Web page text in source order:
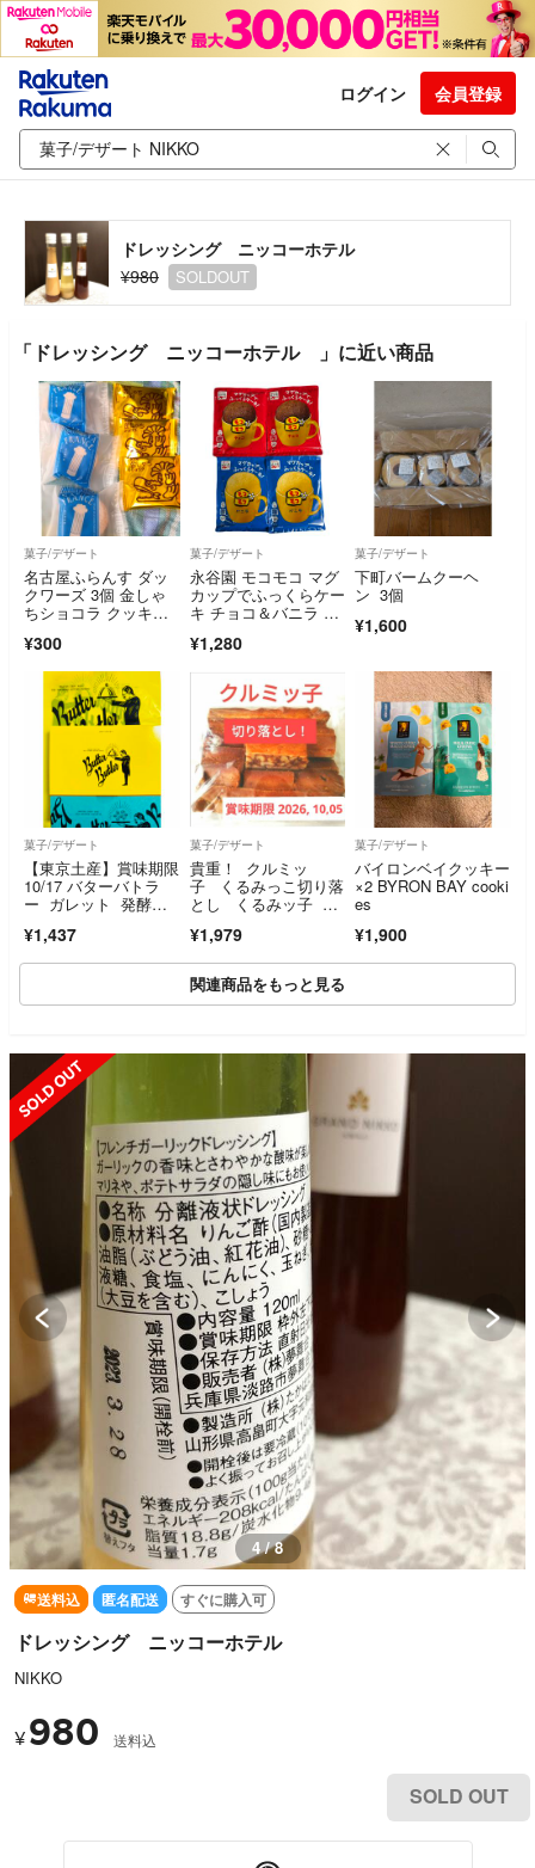
ログイン 会員登録
ドレッシング ニッコーホテル
¥980
SOLDOUT
「ドレッシング ニッコーホテル 」に近い商品
菓子/デザート
名古屋ふらんす ダッ
クワーズ 3個 金しゃ
ちショコラ クッキ
ちショコラ クッキー
チョコ 名古屋限定 3
¥300
菓子/デザート
永谷園 モコモコ マグ
カップでふっくらケー
キ チョコ＆バニラ 4
¥1,280
菓子/デザート
下町バームクーヘ
ン 3個
¥1,600
菓子/デザート
【東京土産】賞味期限
10/17 バターバトラ
ー ガレット 発酵バ
購入予定の方のいい
ね！お待ちしてます
¥1,437
菓子/デザート
貴重！ クルミッ
子 くるみっこ切り落
とし くるみッ子 鎌
菓 大人気！
¥1,979
菓子/デザート
バイロンベイクッキー
×2 BYRON BAY cooki
es
¥1,900
関連商品をもっと見る
4 / 8
送料込 匿名配送 すぐに購入可
ドレッシング ニッコーホテル
NIKKO
¥ 980 送料込
SOLD OUT